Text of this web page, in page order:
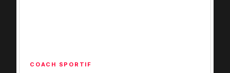
COACH SPORTIF